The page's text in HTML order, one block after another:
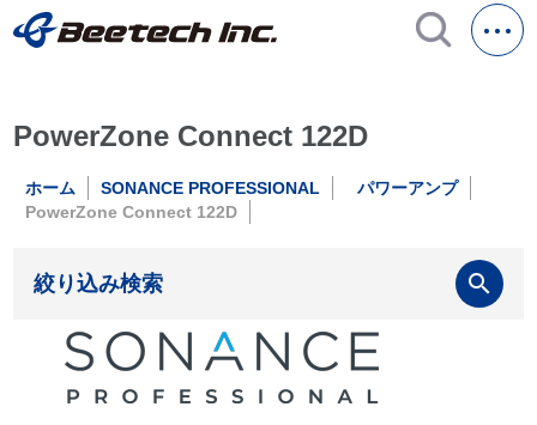
PowerZone Connect 122D
ホーム SONANCE PROFESSIONAL
パワーアンプ
PowerZone Connect 122D
絞り込み検索 search